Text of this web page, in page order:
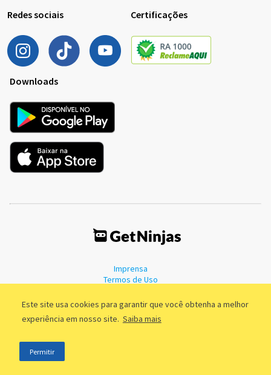
Este site usa cookies para garantir que você obtenha a melhor
experiência em nosso site. Saiba mais
Permitir
Redes sociais Certificações
Downloads
Imprensa
Termos de Uso
©2011 - 2026, GetNinjas LTDA. CNPJ 55.744.877/0001-89 - Rua Dr.
Fernandes Coelho, 85 - 3º andar - São Paulo/SP - Brasil